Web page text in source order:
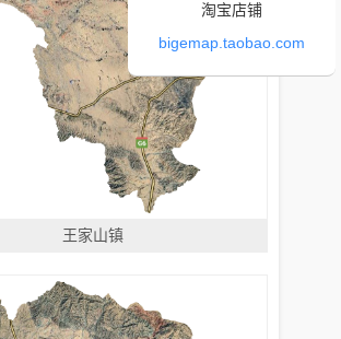
王家山镇
淘宝店铺
bigemap.taobao.com